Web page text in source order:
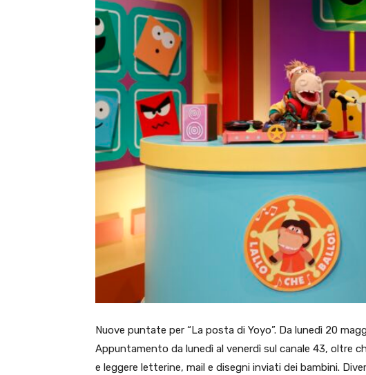
Nuove puntate per “La posta di Yoyo”. Da lunedì 20
Appuntamento da lunedì al venerdì sul canale 43, oltre
e leggere letterine, mail e disegni inviati dei bambini.